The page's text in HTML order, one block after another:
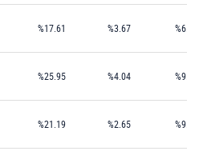
%17.61 %3.67 %6.06
%25.95 %4.04 %9.79
%21.19 %2.65 %9.27